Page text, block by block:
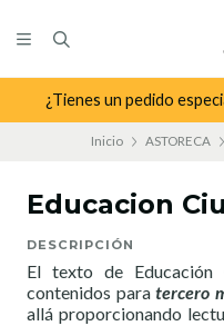
¿Tienes un pedido
Inicio ASTORECA
Educacion
DESCRIPCIÓN
El texto de Educación
contenidos paratercero
allá proporcionando